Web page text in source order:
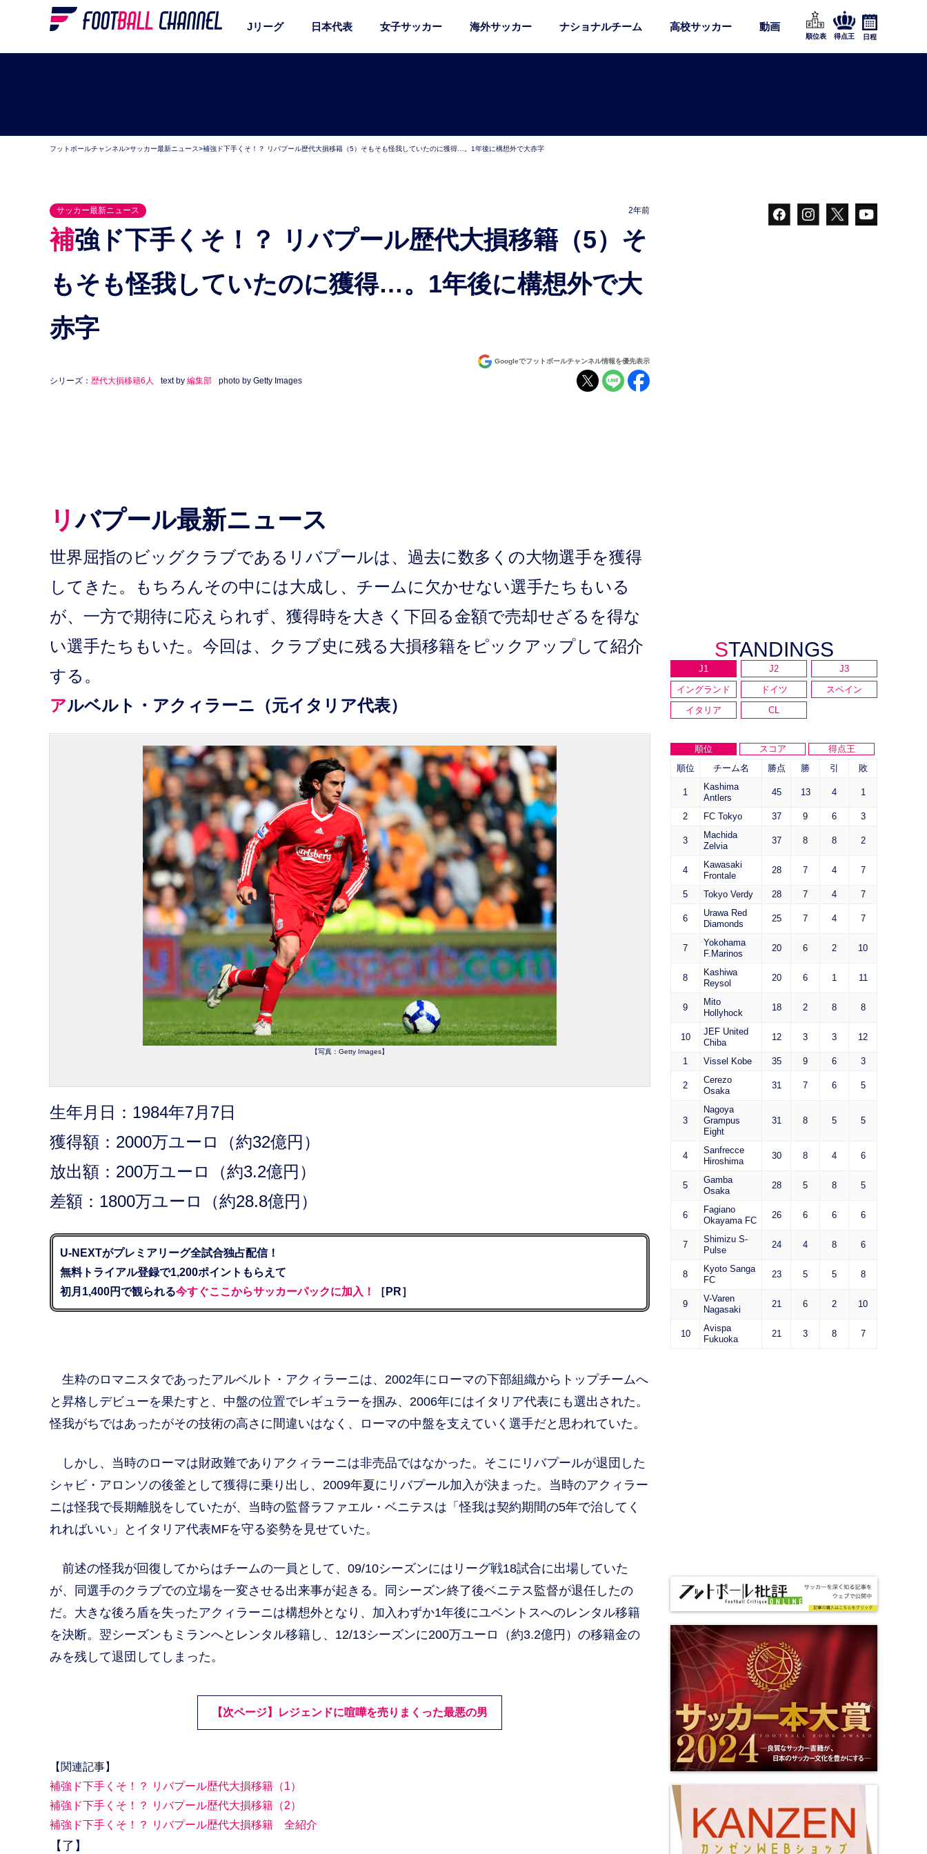
Jリーグ 日本代表 女子サッカー 海外サッカー ナショナルチーム 高校サッカー 動画
順位表 得点王 日程
フットボールチャンネル>サッカー最新ニュース>補強ド下手くそ！？ リバプール歴代大損移籍（5）そもそも怪我していたのに獲得…。1年後に構想外で大赤字
サッカー最新ニュース 2年前
補強ド下手くそ！？ リバプール歴代大損移籍（5）そ
もそも怪我していたのに獲得…。1年後に構想外で大
赤字
Googleでフットボールチャンネル情報を優先表示
シリーズ： 歴代大損移籍6人 text by 編集部 photo by Getty Images
リバプール最新ニュース
世界屈指のビッグクラブであるリバプールは、過去に数多くの大物選手を獲得
してきた。もちろんその中には大成し、チームに欠かせない選手たちもいる
が、一方で期待に応えられず、獲得時を大きく下回る金額で売却せざるを得な
い選手たちもいた。今回は、クラブ史に残る大損移籍をピックアップして紹介
する。
アルベルト・アクィラーニ（元イタリア代表）
【写真：Getty Images】
生年月日：1984年7月7日
獲得額：2000万ユーロ（約32億円）
放出額：200万ユーロ（約3.2億円）
差額：1800万ユーロ（約28.8億円）
U-NEXTがプレミアリーグ全試合独占配信！
無料トライアル登録で1,200ポイントもらえて
初月1,400円で観られる今すぐここからサッカーパックに加入！ ［PR］
生粋のロマニスタであったアルベルト・アクィラーニは、2002年にローマの下部組織からトップチームへ
と昇格しデビューを果たすと、中盤の位置でレギュラーを掴み、2006年にはイタリア代表にも選出された。
怪我がちではあったがその技術の高さに間違いはなく、ローマの中盤を支えていく選手だと思われていた。
しかし、当時のローマは財政難でありアクィラーニは非売品ではなかった。そこにリバプールが退団した
シャビ・アロンソの後釜として獲得に乗り出し、2009年夏にリバプール加入が決まった。当時のアクィラー
ニは怪我で長期離脱をしていたが、当時の監督ラファエル・ベニテスは「怪我は契約期間の5年で治してく
れればいい」とイタリア代表MFを守る姿勢を見せていた。
前述の怪我が回復してからはチームの一員として、09/10シーズンにはリーグ戦18試合に出場していた
が、同選手のクラブでの立場を一変させる出来事が起きる。同シーズン終了後ベニテス監督が退任したの
だ。大きな後ろ盾を失ったアクィラーニは構想外となり、加入わずか1年後にユベントスへのレンタル移籍
を決断。翌シーズンもミランへとレンタル移籍し、12/13シーズンに200万ユーロ（約3.2億円）の移籍金の
みを残して退団してしまった。
【次ページ】レジェンドに喧嘩を売りまくった最悪の男
【関連記事】
補強ド下手くそ！？ リバプール歴代大損移籍（1）
補強ド下手くそ！？ リバプール歴代大損移籍（2）
補強ド下手くそ！？ リバプール歴代大損移籍 全紹介
【了】
STANDINGS
J1 J2
J3
イングランド
ドイツ
スペイン
イタリア
CL
順位 スコア
得点王
順位
チーム名 勝点 勝 引 敗
1
Kashima
Antlers
45 13 4 1
2 FC Tokyo 37 9 6 3
3
Machida
Zelvia
37 8 8 2
4
Kawasaki
Frontale
28 7 4 7
5 Tokyo Verdy 28 7 4 7
6
Urawa Red
Diamonds
25 7 4 7
7
Yokohama
F.Marinos
20 6 2 10
8
Kashiwa
Reysol
20 6 1 11
9
Mito
Hollyhock
18 2 8 8
10
JEF United
Chiba
12 3 3 12
1 Vissel Kobe 35 9 6 3
2
Cerezo
Osaka
31 7 6 5
3
Nagoya
Grampus
Eight
31 8 5 5
4
Sanfrecce
Hiroshima
30 8 4 6
5
Gamba
Osaka
28 5 8 5
6
Fagiano
Okayama FC
26 6 6 6
7
Shimizu S-
Pulse
24 4 8 6
8
Kyoto Sanga
FC
23 5 5 8
9
V-Varen
Nagasaki
21 6 2 10
10
Avispa
Fukuoka
21 3 8 7